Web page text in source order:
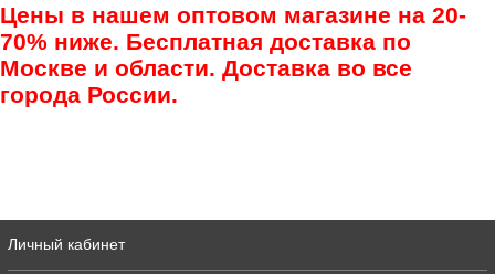
Цены в нашем оптовом магазине на 20-
70% ниже. Бесплатная доставка по
Москве и области. Доставка во все
города России.
Личный кабинет